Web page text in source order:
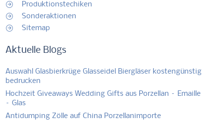
Produktionstechiken
Sonderaktionen
Sitemap
Aktuelle Blogs
Auswahl Glasbierkrüge Glasseidel Biergläser kostengünstig
bedrucken
Hochzeit Giveaways Wedding Gifts aus Porzellan – Emaille
– Glas
Antidumping Zölle auf China Porzellanimporte